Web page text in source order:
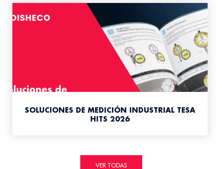
SOLUCIONES DE MEDICIÓN INDUSTRIAL TESA
HITS 2026
VER TODAS